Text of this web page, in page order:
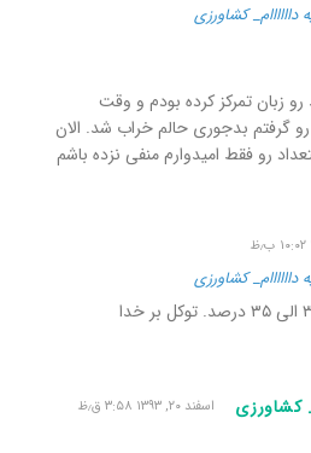
داااااام_ کشاورزی
زبان تمرکز کرده بودم و وقت
گرفتم بدجوری حالم خراب شد. الان
رو فقط امیدوارم منفی نزده باشم
داااااام_ کشاورزی
کشاورزی اسفند ۲۰, ۱۳۹۳ ۳:۵۸ ق٫ظ